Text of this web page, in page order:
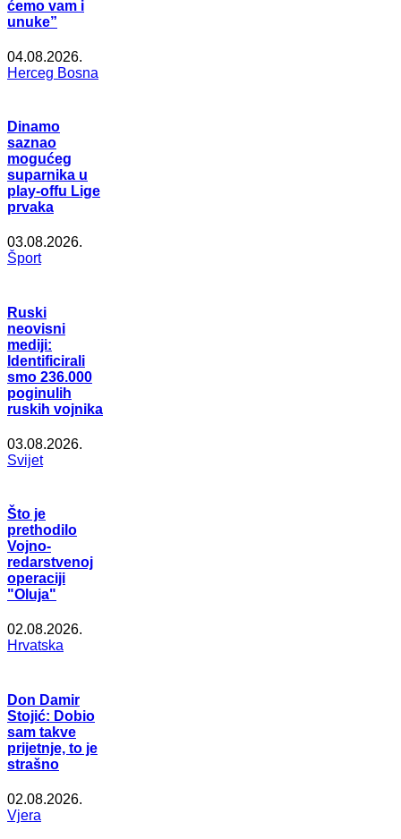
ćemo vam i
unuke”
04.08.2026.
Herceg Bosna
Dinamo
saznao
mogućeg
suparnika u
play-offu Lige
prvaka
03.08.2026.
Šport
Ruski
neovisni
mediji:
Identificirali
smo 236.000
poginulih
ruskih vojnika
03.08.2026.
Svijet
Što je
prethodilo
Vojno-
redarstvenoj
operaciji
"Oluja"
02.08.2026.
Hrvatska
Don Damir
Stojić: Dobio
sam takve
prijetnje, to je
strašno
02.08.2026.
Vjera